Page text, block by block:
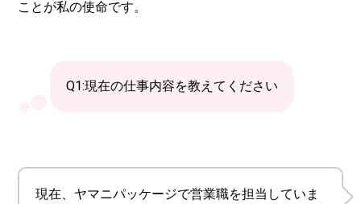
ことが私の使命です。
Q1:現在の仕事内容を教えてください
現在、ヤマニパッケージで営業職を担当していま